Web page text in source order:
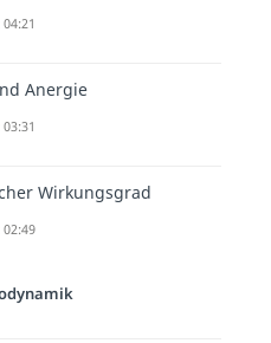
Anergie
Wirkungsgrad